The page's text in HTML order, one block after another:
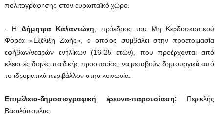
πολιτογράφησης στον ευρωπαϊκό χώρο.
· Η Δήμητρα Καλαντώνη , πρόεδρος του Μη Κερδοσκοπικού
Φορέα «Εξέλιξη Ζωής», ο οποίος συμβάλει στην προετοιμασία
εφήβων/νεαρών ενηλίκων (16-25 ετών), που προέρχονται από
κλειστές δομές παιδικής προστασίας, να μεταβούν δημιουργικά από
το ιδρυματικό περιβάλλον στην κοινωνία.
Επιμέλεια-δημοσιογραφική έρευνα-παρουσίαση: Περικλής
Βασιλόπουλος